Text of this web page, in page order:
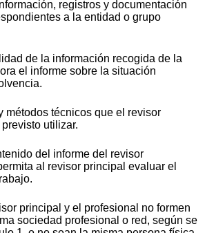
registros y documentación
a la entidad o grupo
de la información recogida de la
el informe sobre la situación
métodos técnicos que el revisor
utilizar.
del informe del revisor
al revisor principal evaluar el
principal y el profesional no formen
sociedad profesional o red, según se